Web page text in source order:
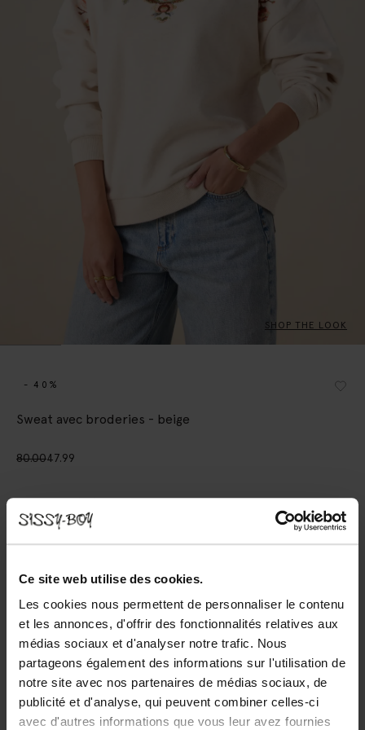
Ce site web utilise des cookies.
Les cookies nous permettent de personnaliser le contenu
et les annonces, d'offrir des fonctionnalités relatives aux
médias sociaux et d'analyser notre trafic. Nous
partageons également des informations sur l'utilisation de
notre site avec nos partenaires de médias sociaux, de
publicité et d'analyse, qui peuvent combiner celles-ci
avec d'autres informations que vous leur avez fournies
SHOP THE LOOK
- 40%
Sweat avec broderies - beige
80.0047.99
Choisissez votre taille
S
Délai de rétractation de 14 jours
DESCRIPTION